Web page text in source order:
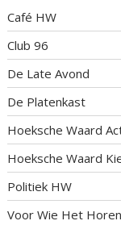
Café HW
Club 96
De Late Avond
De Platenkast
Hoeksche Waard
Hoeksche Waard
Politiek HW
Voor Wie Het